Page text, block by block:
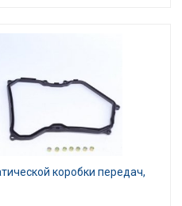
коробки передач,